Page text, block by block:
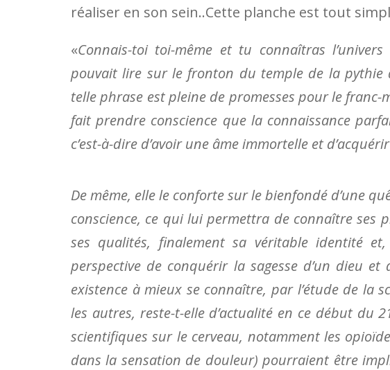
réaliser en son sein..Cette planche est tout
«Connais-toi toi-même et tu connaîtras
pouvait lire sur le fronton du temple de la pythie
telle phrase est pleine de promesses pour le
fait prendre conscience que la connaissance
c’est-à-dire d’avoir une âme immortelle et
De même, elle le conforte sur le bienfondé d’une
conscience, ce qui lui permettra de connaître ses
ses qualités, finalement sa véritable identité
perspective de conquérir la sagesse d’un dieu
existence à mieux se connaître, par l’étude de la
les autres, reste-t-elle d’actualité en ce début du
scientifiques sur le cerveau, notamment les
dans la sensation de douleur) pourraient être